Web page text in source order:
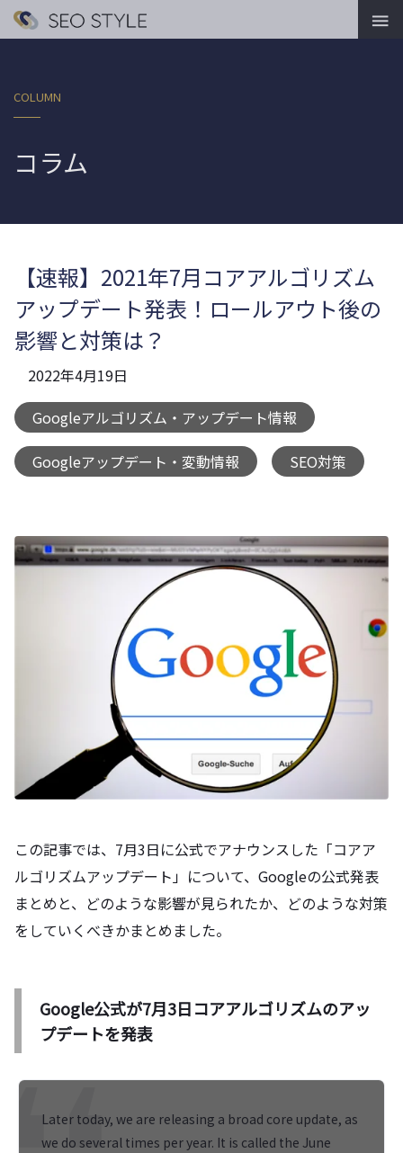

COLUMN
コラム
【速報】2021年7月コアアルゴリズム
アップデート発表！ロールアウト後の
影響と対策は？
2022年4月19日
Googleアルゴリズム・アップデート情報
Googleアップデート・変動情報 SEO対策
この記事では、7月3日に公式でアナウンスした「コアア
ルゴリズムアップデート」について、Googleの公式発表
まとめと、どのような影響が見られたか、どのような対策
をしていくべきかまとめました。
Google公式が7月3日コアアルゴリズムのアッ
プデートを発表
Later today, we are releasing a broad core update, as
we do several times per year. It is called the June